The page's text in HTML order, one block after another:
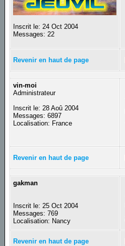
Inscrit le: 24 Oct 2004
Messages: 22
Revenir en haut de page
vin-moi
Administrateur
Inscrit le: 28 Aoû 2004
Messages: 6897
Localisation: France
Revenir en haut de page
gakman
Inscrit le: 25 Oct 2004
Messages: 769
Localisation: Nancy
Revenir en haut de page